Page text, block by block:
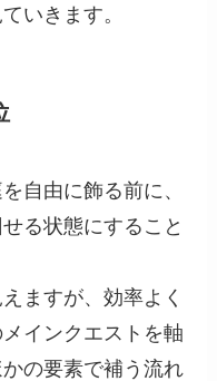
いきます。
自由に飾る前に、
る状態にすること
ますが、効率よく
インクエストを軸
の要素で補う流れ